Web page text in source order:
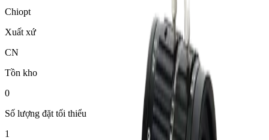
Chiopt
Xuất xứ
CN
Tồn kho
0
Số lượng đặt tối thiểu
1